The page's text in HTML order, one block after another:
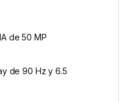
de 50 MP
de 90 Hz y 6.5